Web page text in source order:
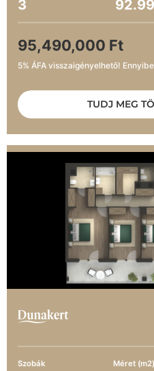
3
95,490,000 Ft
5% ÁFA visszaigényelhető!
TUDJ MEG
Szobák Méret (m2)